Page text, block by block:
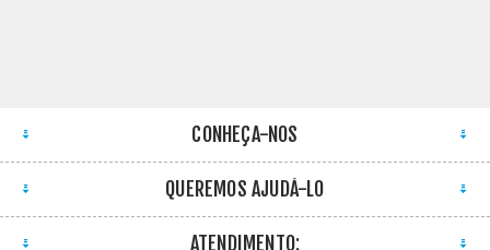
CONHEÇA-NOS
QUEREMOS AJUDÁ-LO
ATENDIMENTO: